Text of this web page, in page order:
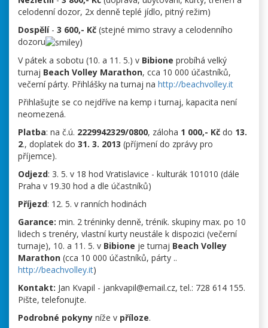
celodenní dozor, 2x denně teplé jídlo, pitný režim)
Dospělí- 3 600,- Kč (stejné mimo stravy a celodenního
dozoru
)
V pátek a sobotu (10. a 11. 5.) v Bibione probíhá velký
turnaj Beach Volley Marathon, cca 10 000 účastníků,
večerní párty. Přihlášky na turnaj na http://beachvolley.it
Přihlašujte se co nejdříve na kemp i turnaj, kapacita není
neomezená.
Platba: na č.ú. 2229942329/0800, záloha 1 000,- Kč do 13.
2., doplatek do 31. 3. 2013 (příjmení do zprávy pro
příjemce).
Odjezd: 3. 5. v 18 hod Vratislavice - kulturák 101010 (dále
Praha v 19.30 hod a dle účastníků)
Příjezd: 12. 5. v ranních hodinách
Garance: min. 2 tréninky denně, trénik. skupiny max. po 10
lidech s trenéry, vlastní kurty neustále k dispozici (večerní
turnaje), 10. a 11. 5. v Bibione je turnaj Beach Volley
Marathon (cca 10 000 účastníků, párty ..
http://beachvolley.it)
Kontakt: Jan Kvapil - jankvapil@email.cz, tel.: 728 614 155.
Pište, telefonujte.
Podrobné pokyny níže v příloze.